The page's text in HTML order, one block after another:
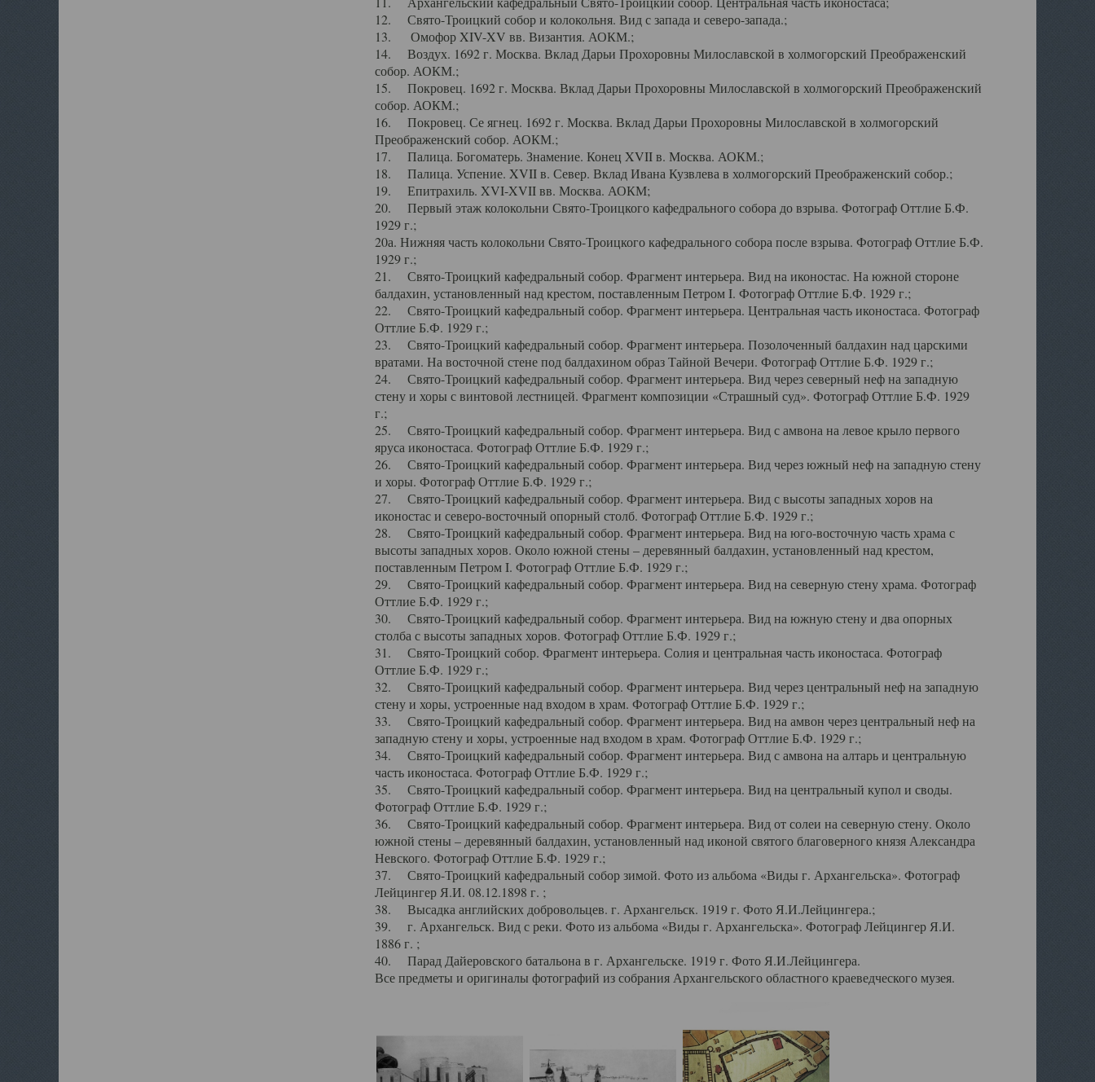
12. Свято-Троицкий собор и колокольня. Вид с запада и северо-запада.;
13. Омофор XIV-XV вв. Византия. АОКМ.;
14. Воздух. 1692 г. Москва. Вклад Дарьи Прохоровны Милославской в холмогорский Преображенский
собор. АОКМ.;
15. Покровец. 1692 г. Москва. Вклад Дарьи Прохоровны Милославской в холмогорский Преображенский
собор. АОКМ.;
16. Покровец. Се ягнец. 1692 г. Москва. Вклад Дарьи Прохоровны Милославской в холмогорский
Преображенский собор. АОКМ.;
17. Палица. Богоматерь. Знамение. Конец XVII в. Москва. АОКМ.;
18. Палица. Успение. XVII в. Север. Вклад Ивана Кузвлева в холмогорский Преображенский собор.;
19. Епитрахиль. XVI-XVII вв. Москва. АОКМ;
20. Первый этаж колокольни Свято-Троицкого кафедрального собора до взрыва. Фотограф Оттлие Б.Ф.
1929 г.;
20а. Нижняя часть колокольни Свято-Троицкого кафедрального собора после взрыва. Фотограф Оттлие Б.Ф.
1929 г.;
21. Свято-Троицкий кафедральный собор. Фрагмент интерьера. Вид на иконостас. На южной стороне
балдахин, установленный над крестом, поставленным Петром I. Фотограф Оттлие Б.Ф. 1929 г.;
22. Свято-Троицкий кафедральный собор. Фрагмент интерьера. Центральная часть иконостаса. Фотограф
Оттлие Б.Ф. 1929 г.;
23. Свято-Троицкий кафедральный собор. Фрагмент интерьера. Позолоченный балдахин над царскими
вратами. На восточной стене под балдахином образ Тайной Вечери. Фотограф Оттлие Б.Ф. 1929 г.;
24. Свято-Троицкий кафедральный собор. Фрагмент интерьера. Вид через северный неф на западную
стену и хоры с винтовой лестницей. Фрагмент композиции «Страшный суд». Фотограф Оттлие Б.Ф. 1929
г.;
25. Свято-Троицкий кафедральный собор. Фрагмент интерьера. Вид с амвона на левое крыло первого
яруса иконостаса. Фотограф Оттлие Б.Ф. 1929 г.;
26. Свято-Троицкий кафедральный собор. Фрагмент интерьера. Вид через южный неф на западную стену
и хоры. Фотограф Оттлие Б.Ф. 1929 г.;
27. Свято-Троицкий кафедральный собор. Фрагмент интерьера. Вид с высоты западных хоров на
иконостас и северо-восточный опорный столб. Фотограф Оттлие Б.Ф. 1929 г.;
28. Свято-Троицкий кафедральный собор. Фрагмент интерьера. Вид на юго-восточную часть храма с
высоты западных хоров. Около южной стены – деревянный балдахин, установленный над крестом,
поставленным Петром I. Фотограф Оттлие Б.Ф. 1929 г.;
29. Свято-Троицкий кафедральный собор. Фрагмент интерьера. Вид на северную стену храма. Фотограф
Оттлие Б.Ф. 1929 г.;
30. Свято-Троицкий кафедральный собор. Фрагмент интерьера. Вид на южную стену и два опорных
столба с высоты западных хоров. Фотограф Оттлие Б.Ф. 1929 г.;
31. Свято-Троицкий собор. Фрагмент интерьера. Солия и центральная часть иконостаса. Фотограф
Оттлие Б.Ф. 1929 г.;
32. Свято-Троицкий кафедральный собор. Фрагмент интерьера. Вид через центральный неф на западную
стену и хоры, устроенные над входом в храм. Фотограф Оттлие Б.Ф. 1929 г.;
33. Свято-Троицкий кафедральный собор. Фрагмент интерьера. Вид на амвон через центральный неф на
западную стену и хоры, устроенные над входом в храм. Фотограф Оттлие Б.Ф. 1929 г.;
34. Свято-Троицкий кафедральный собор. Фрагмент интерьера. Вид с амвона на алтарь и центральную
часть иконостаса. Фотограф Оттлие Б.Ф. 1929 г.;
35. Свято-Троицкий кафедральный собор. Фрагмент интерьера. Вид на центральный купол и своды.
Фотограф Оттлие Б.Ф. 1929 г.;
36. Свято-Троицкий кафедральный собор. Фрагмент интерьера. Вид от солеи на северную стену. Около
южной стены – деревянный балдахин, установленный над иконой святого благоверного князя Александра
Невского. Фотограф Оттлие Б.Ф. 1929 г.;
37. Свято-Троицкий кафедральный собор зимой. Фото из альбома «Виды г. Архангельска». Фотограф
Лейцингер Я.И. 08.12.1898 г. ;
38. Высадка английских добровольцев. г. Архангельск. 1919 г. Фото Я.И.Лейцингера.;
39. г. Архангельск. Вид с реки. Фото из альбома «Виды г. Архангельска». Фотограф Лейцингер Я.И.
1886 г. ;
40. Парад Дайеровского батальона в г. Архангельске. 1919 г. Фото Я.И.Лейцингера.
Все предметы и оригиналы фотографий из собрания Архангельского областного краеведческого музея.